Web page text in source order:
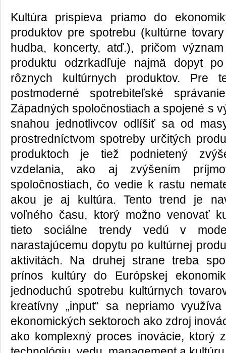
Kultúra prispieva priamo do
produktov pre spotrebu (kultúrne
hudba, koncerty, atď.), pričom
produktu odzrkadľuje najmä dopyt
rôznych kultúrnych produktov. Pre
postmoderné spotrebiteľské
Západných spoločnostiach a spojené s
snahou jednotlivcov odlíšiť sa od
prostredníctvom spotreby určitých
produktoch je tiež podnietený
vzdelania, ako aj zvýšením
spoločnostiach, čo vedie k rastu
akou je aj kultúra. Tento trend je
voľného času, ktorý možno venovať
tieto sociálne trendy vedú v
narastajúcemu dopytu po kultúrnej
aktivitách. Na druhej strane treba
prínos kultúry do Európskej
jednoduchú spotrebu kultúrnych
kreatívny „input“ sa nepriamo
ekonomických sektoroch ako zdroj
ako komplexný proces inovácie, ktorý